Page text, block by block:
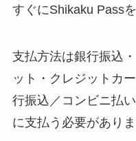
すぐにShikaku Pass
支払方法は銀行振込
ット・クレジットカ
行振込／コンビニ払
に支払う必要がありま